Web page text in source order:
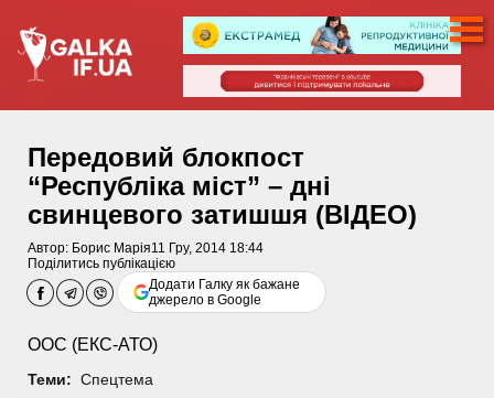
Передовий блокпост
“Республіка міст” – дні
свинцевого затишшя (ВІДЕО)
Автор: Борис Марія11 Гру, 2014 18:44
Поділитись публікацією
Додати Галку як бажане
джерело в Google
ООС (ЕКС-АТО)
Теми: Спецтема